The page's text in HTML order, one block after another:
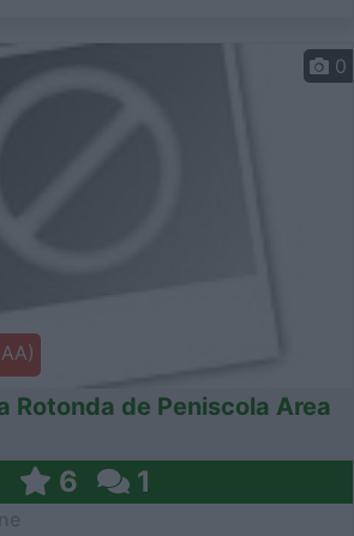
0
Rotonda de Peniscola Area
6 1